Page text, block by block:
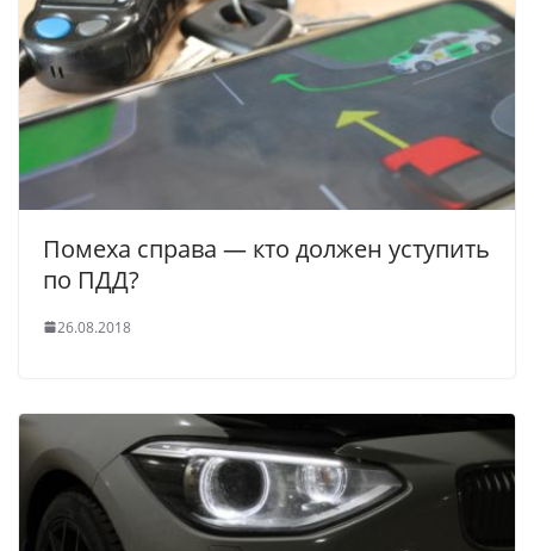
Помеха справа — кто должен уступить
по ПДД?
26.08.2018